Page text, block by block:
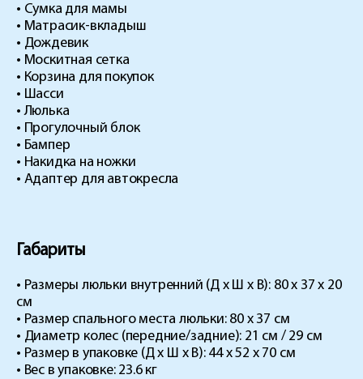
• Сумка для мамы
• Матрасик-вкладыш
• Дождевик
• Москитная сетка
• Корзина для покупок
• Шасси
• Люлька
• Прогулочный блок
• Бампер
• Накидка на ножки
• Адаптер для автокресла
Габариты
• Размеры люльки внутренний (Д х Ш х В): 80 х 37 х 20
см
• Размер спального места люльки: 80 х 37 см
• Диаметр колес (передние/задние): 21 см / 29 см
• Размер в упаковке (Д х Ш х В): 44 х 52 х 70 см
• Вес в упаковке: 23.6 кг